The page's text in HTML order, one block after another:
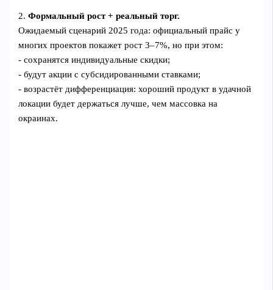
2.Формальный рост + реальный торг.
Ожидаемый сценарий 2025 года: официальный прайс у
многих проектов покажет рост 3–7%, но при этом:
- сохранятся индивидуальные скидки;
- будут акции с субсидированными ставками;
- возрастёт дифференциация: хороший продукт в удачной
локации будет держаться лучше, чем массовка на
окраинах.